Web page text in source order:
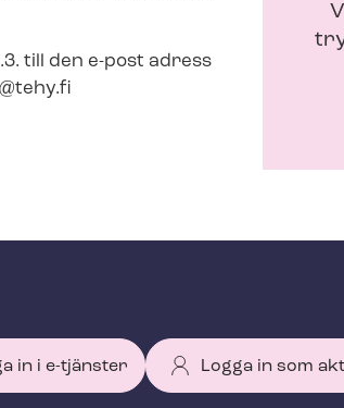
till den e-post adress
in i e-tjänster Logga in som